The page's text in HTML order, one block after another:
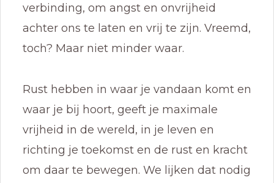
verbinding, om angst en onvrijheid
achter ons te laten en vrij te zijn. Vreemd,
toch? Maar niet minder waar.
Rust hebben in waar je vandaan komt en
waar je bij hoort, geeft je maximale
vrijheid in de wereld, in je leven en
richting je toekomst en de rust en kracht
om daar te bewegen. We lijken dat nodig